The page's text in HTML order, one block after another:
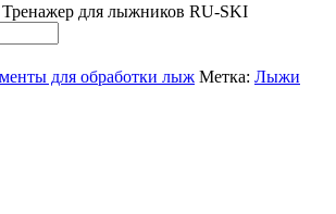
Тренажер для лыжников RU-SKI
для обработки лыж Метка: Лыжи